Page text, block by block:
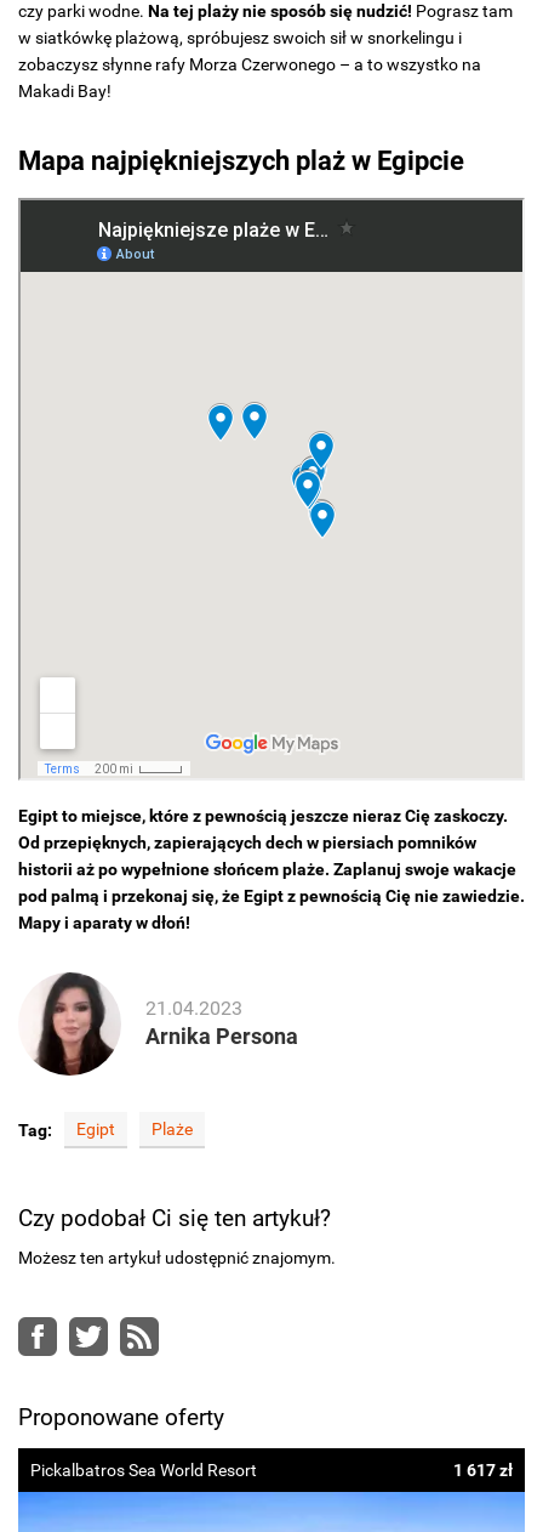
czy parki wodne. Na tej plaży nie sposób się nudzić! Pograsz tam
w siatkówkę plażową, spróbujesz swoich sił w snorkelingu i
zobaczysz słynne rafy Morza Czerwonego – a to wszystko na
Makadi Bay!
Mapa najpiękniejszych plaż w Egipcie
Egipt to miejsce, które z pewnością jeszcze nieraz Cię zaskoczy.
Od przepięknych, zapierających dech w piersiach pomników
historii aż po wypełnione słońcem plaże. Zaplanuj swoje wakacje
pod palmą i przekonaj się, że Egipt z pewnością Cię nie zawiedzie.
Mapy i aparaty w dłoń!
21.04.2023
Arnika Persona
Tag: Egipt Plaże
Czy podobał Ci się ten artykuł?
Możesz ten artykuł udostępnić znajomym.
Facebook
Twitter
RSS
Proponowane oferty
Pickalbatros Sea World Resort 1 617 zł